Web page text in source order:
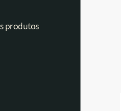
produtos